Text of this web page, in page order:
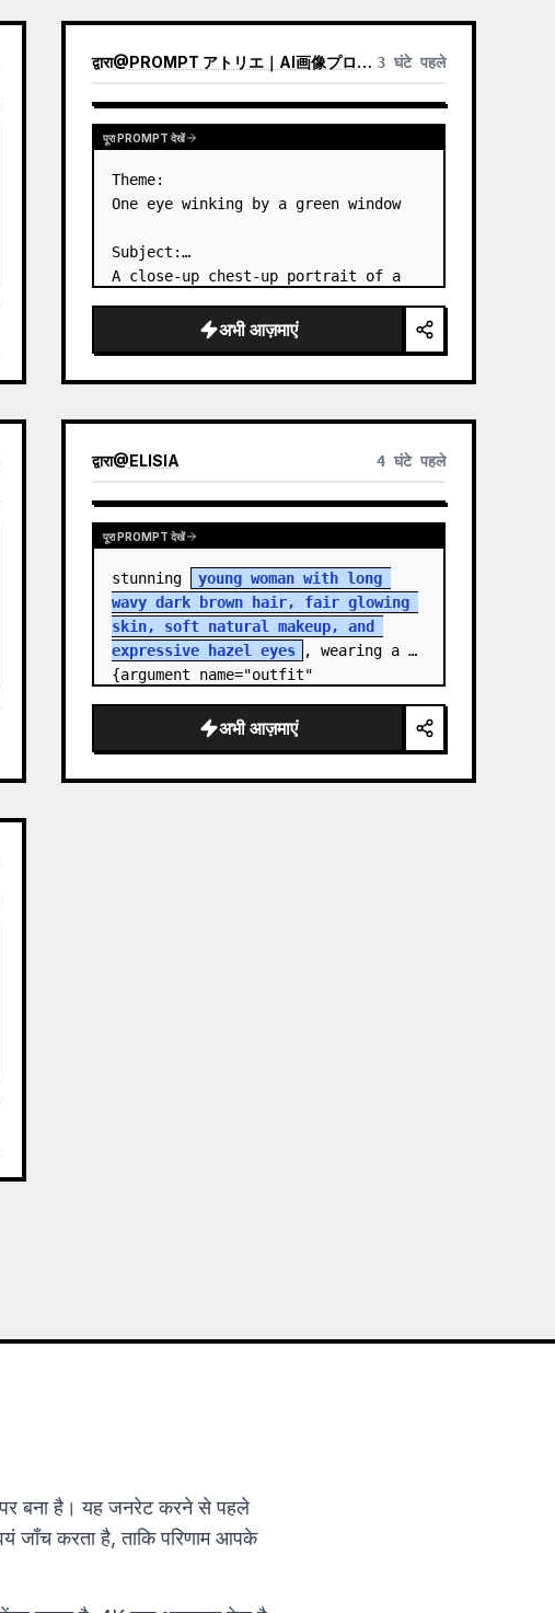
द्वारा@PROMPT アトリエ｜AI画像プロンプト 3 घंटे पहले
पूरा PROMPT देखें
Theme:
One eye winking by a green window
Subject:
A close-up chest-up portrait of a
trimmed dress leaning her cheek on
one hand and smiling with one eye
अभी आज़माएं
द्वारा@ELISIA 4 घंटे पहले
पूरा PROMPT देखें
stunning
young woman with long
wavy dark brown hair, fair glowing
skin, soft natural makeup, and
expressive hazel eyes
, wearing a
{argument name="outfit"
red streetwear outfit consisting of
a…
अभी आज़माएं
बना है। यह जनरेट करने से पहले
जाँच करता है, ताकि परिणाम आपके